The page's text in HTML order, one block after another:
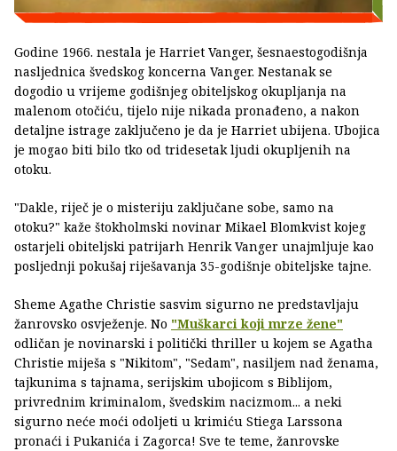
Godine 1966. nestala je Harriet Vanger, šesnaestogodišnja
nasljednica švedskog koncerna Vanger. Nestanak se
dogodio u vrijeme godišnjeg obiteljskog okupljanja na
malenom otočiću, tijelo nije nikada pronađeno, a nakon
detaljne istrage zaključeno je da je Harriet ubijena. Ubojica
je mogao biti bilo tko od tridesetak ljudi okupljenih na
otoku.
"Dakle, riječ je o misteriju zaključane sobe, samo na
otoku?" kaže štokholmski novinar Mikael Blomkvist kojeg
ostarjeli obiteljski patrijarh Henrik Vanger unajmljuje kao
posljednji pokušaj riješavanja 35-godišnje obiteljske tajne.
Sheme Agathe Christie sasvim sigurno ne predstavljaju
žanrovsko osvježenje. No "Muškarci koji mrze žene"
odličan je novinarski i politički thriller u kojem se Agatha
Christie miješa s "Nikitom", "Sedam", nasiljem nad ženama,
tajkunima s tajnama, serijskim ubojicom s Biblijom,
privrednim kriminalom, švedskim nacizmom... a neki
sigurno neće moći odoljeti u krimiću Stiega Larssona
pronaći i Pukanića i Zagorca! Sve te teme, žanrovske